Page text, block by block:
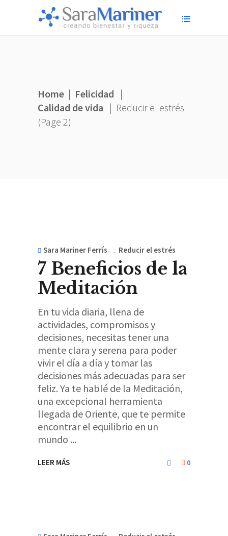
Home | Felicidad |
Calidad de vida | Reducir el estrés
(Page 2)
Sara Mariner Ferrís Reducir el estrés
7 Beneficios de la
Meditación
En tu vida diaria, llena de
actividades, compromisos y
decisiones, necesitas tener una
mente clara y serena para poder
vivir el día a día y tomar las
decisiones más adecuadas para ser
feliz. Ya te hablé de la Meditación,
una excepcional herramienta
llegada de Oriente, que te permite
encontrar el equilibrio en un
mundo
LEER MÁS 0